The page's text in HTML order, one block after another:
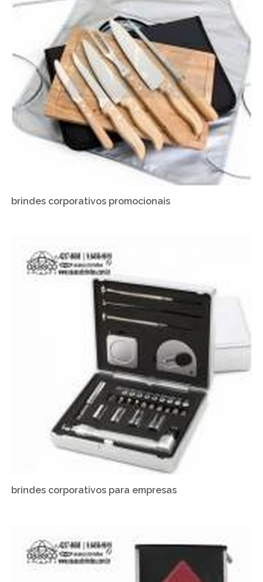
brindes corporativos promocionais
brindes corporativos para empresas